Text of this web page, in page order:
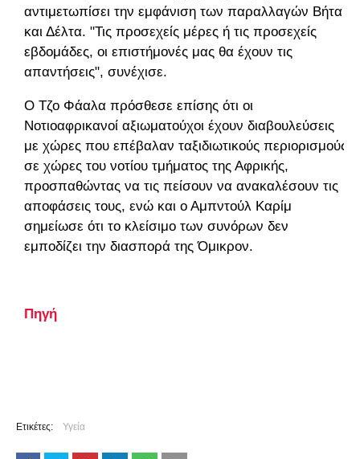
αντιμετωπίσει την εμφάνιση των παραλλαγών Βήτα
και Δέλτα. "Τις προσεχείς μέρες ή τις προσεχείς
εβδομάδες, οι επιστήμονές μας θα έχουν τις
απαντήσεις", συνέχισε.
Ο Τζο Φάαλα πρόσθεσε επίσης ότι οι
Νοτιοαφρικανοί αξιωματούχοι έχουν διαβουλεύσεις
με χώρες που επέβαλαν ταξιδιωτικούς περιορισμούς
σε χώρες του νοτίου τμήματος της Αφρικής,
προσπαθώντας να τις πείσουν να ανακαλέσουν τις
αποφάσεις τους, ενώ και ο Αμπντούλ Καρίμ
σημείωσε ότι το κλείσιμο των συνόρων δεν
εμποδίζει την διασπορά της Όμικρον.
Πηγή
Ετικέτες: Υγεία